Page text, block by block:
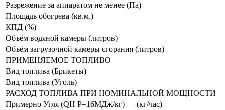
Разрежение за аппаратом не менее (Па)
Площадь обогрева (кв.м.)
КПД (%)
Объём водяной камеры (литров)
Объём загрузочной камеры сгорания (литров)
ПРИМЕНЯЕМОЕ ТОПЛИВО
Вид топлива (Брикеты)
Вид топлива (Уголь)
РАСХОД ТОПЛИВА ПРИ НОМИНАЛЬНОЙ МОЩНОСТИ
Примерно Угля (QН Р=16МДж/кг) — (кг/час)